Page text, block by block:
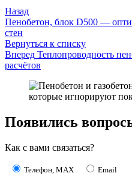
Назад
Пенобетон, блок D500 —
стен
Вернуться к списку
Вперед Теплопроводность
расчётов
Появились
Как с вами связаться?
Телефон, MAX Email